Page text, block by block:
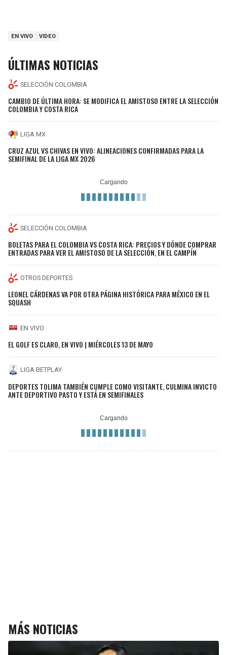
EN VIVO VIDEO
ÚLTIMAS NOTICIAS
SELECCIÓN COLOMBIA
CAMBIO DE ÚLTIMA HORA: SE MODIFICA EL AMISTOSO ENTRE LA SELECCIÓN
COLOMBIA Y COSTA RICA
LIGA MX
CRUZ AZUL VS CHIVAS EN VIVO: ALINEACIONES CONFIRMADAS PARA LA
SEMIFINAL DE LA LIGA MX 2026
SELECCIÓN COLOMBIA
BOLETAS PARA EL COLOMBIA VS COSTA RICA: PRECIOS Y DÓNDE COMPRAR
ENTRADAS PARA VER EL AMISTOSO DE LA SELECCIÓN, EN EL CAMPÍN
OTROS DEPORTES
LEONEL CÁRDENAS VA POR OTRA PÁGINA HISTÓRICA PARA MÉXICO EN EL
SQUASH
EN VIVO
EL GOLF ES CLARO, EN VIVO | MIÉRCOLES 13 DE MAYO
LIGA BETPLAY
DEPORTES TOLIMA TAMBIÉN CUMPLE COMO VISITANTE, CULMINA INVICTO
ANTE DEPORTIVO PASTO Y ESTÁ EN SEMIFINALES
MÁS NOTICIAS